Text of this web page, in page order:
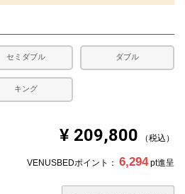
セミダブル ダブル
キング
¥ 209,800 税込
VENUSBEDポイント： 6,294 pt進呈